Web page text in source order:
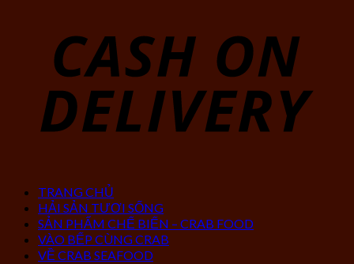
TRANG CHỦ
HẢI SẢN TƯƠI SỐNG
SẢN PHẨM CHẾ BIẾN – CRAB FOOD
VÀO BẾP CÙNG CRAB
VỀ CRAB SEAFOOD